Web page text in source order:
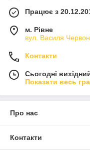
Працює з
м. Рівне
вул. Василя
Контакти
Сьогодні
Показати весь
Про нас
Контакти